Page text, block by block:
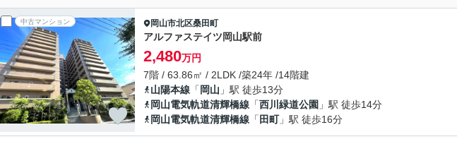
中古マンション 岡山市北区桑田町
アルファステイツ岡山駅前
2,480万円
7階 / 63.86㎡ / 2LDK /築24年 /14階建
山陽本線 「 岡山 」駅 徒歩13分
岡山電気軌道清輝橋線 「西川緑道公園 」駅 徒歩14分
岡山電気軌道清輝橋線 「 田町」駅 徒歩16分